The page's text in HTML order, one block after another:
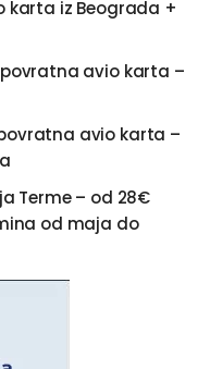
karta iz Beograda +
avio karta –
avio karta –
Terme – od 28€
od maja do